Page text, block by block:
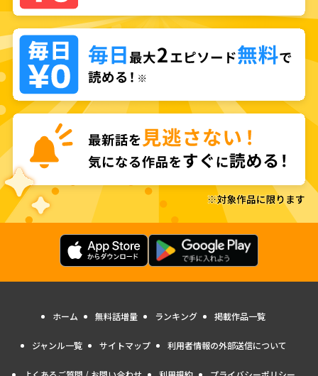
ホーム 無料話増量 ランキング 掲載作品一覧
ジャンル一覧 サイトマップ 利用者情報の外部送信について